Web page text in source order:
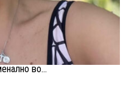
во...